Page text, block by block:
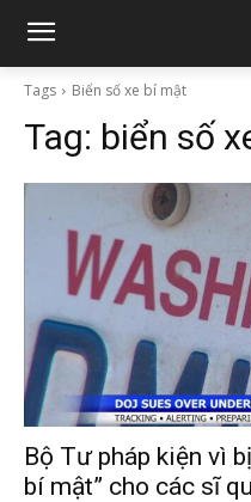
Tags Biển số xe bí mật
Tag: biển số
Bộ Tư pháp kiện vì
bí mật” cho các sĩ